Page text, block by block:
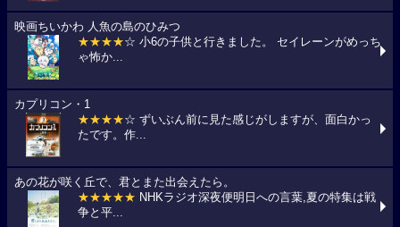
映画ちいかわ 人魚の島のひみつ
★★★★☆ 小6の子供と行きました。 セイレーンがめっち
ゃ怖か...
カプリコン・1
★★★★☆ ずいぶん前に見た感じがしますが、面白かっ
たです。作...
あの花が咲く丘で、君とまた出会えたら。
★★★★★ NHKラジオ深夜便明日への言葉,夏の特集は戦
争と平...